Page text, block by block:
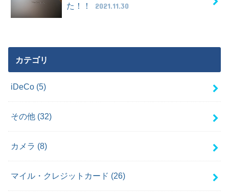
た！！
2021.11.30
カテゴリ
iDeCo (5)
その他 (32)
カメラ (8)
マイル・クレジットカード (26)